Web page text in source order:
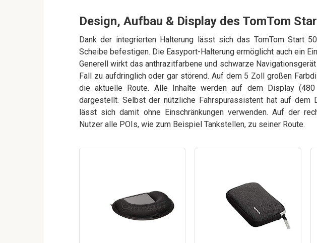
Design, Aufbau & Display des TomTom
Dank der integrierten Halterung lässt sich das TomTom Start
Scheibe befestigen. Die Easyport-Halterung ermöglicht auch ein
Generell wirkt das anthrazitfarbene und schwarze
Fall zu aufdringlich oder gar störend. Auf dem 5 Zoll großen
die aktuelle Route. Alle Inhalte werden auf dem Display
dargestellt. Selbst der nützliche Fahrspurassistent hat auf dem
lässt sich damit ohne Einschränkungen verwenden. Auf der
Nutzer alle POIs, wie zum Beispiel Tankstellen, zu seiner Route.